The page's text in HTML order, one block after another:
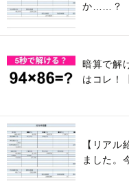
か……？
暗算で解
はコレ！
【リア
ました。